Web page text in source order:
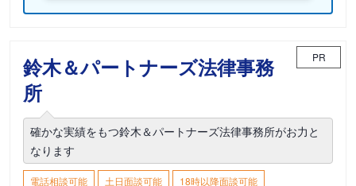
鈴木＆パートナーズ法律事務
所
PR
確かな実績をもつ鈴木＆パートナーズ法律事務所がお力と
なります
電話相談可能 土日面談可能 18時以降面談可能